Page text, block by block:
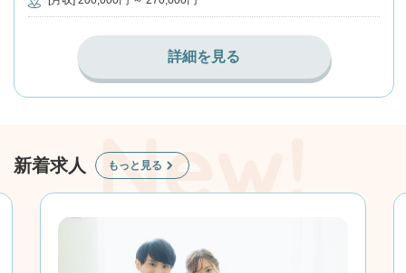
詳細を見る
新着求人 もっと見る